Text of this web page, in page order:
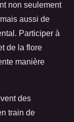
non seulement
aussi de
Participer à
de la flore
manière
des
train de